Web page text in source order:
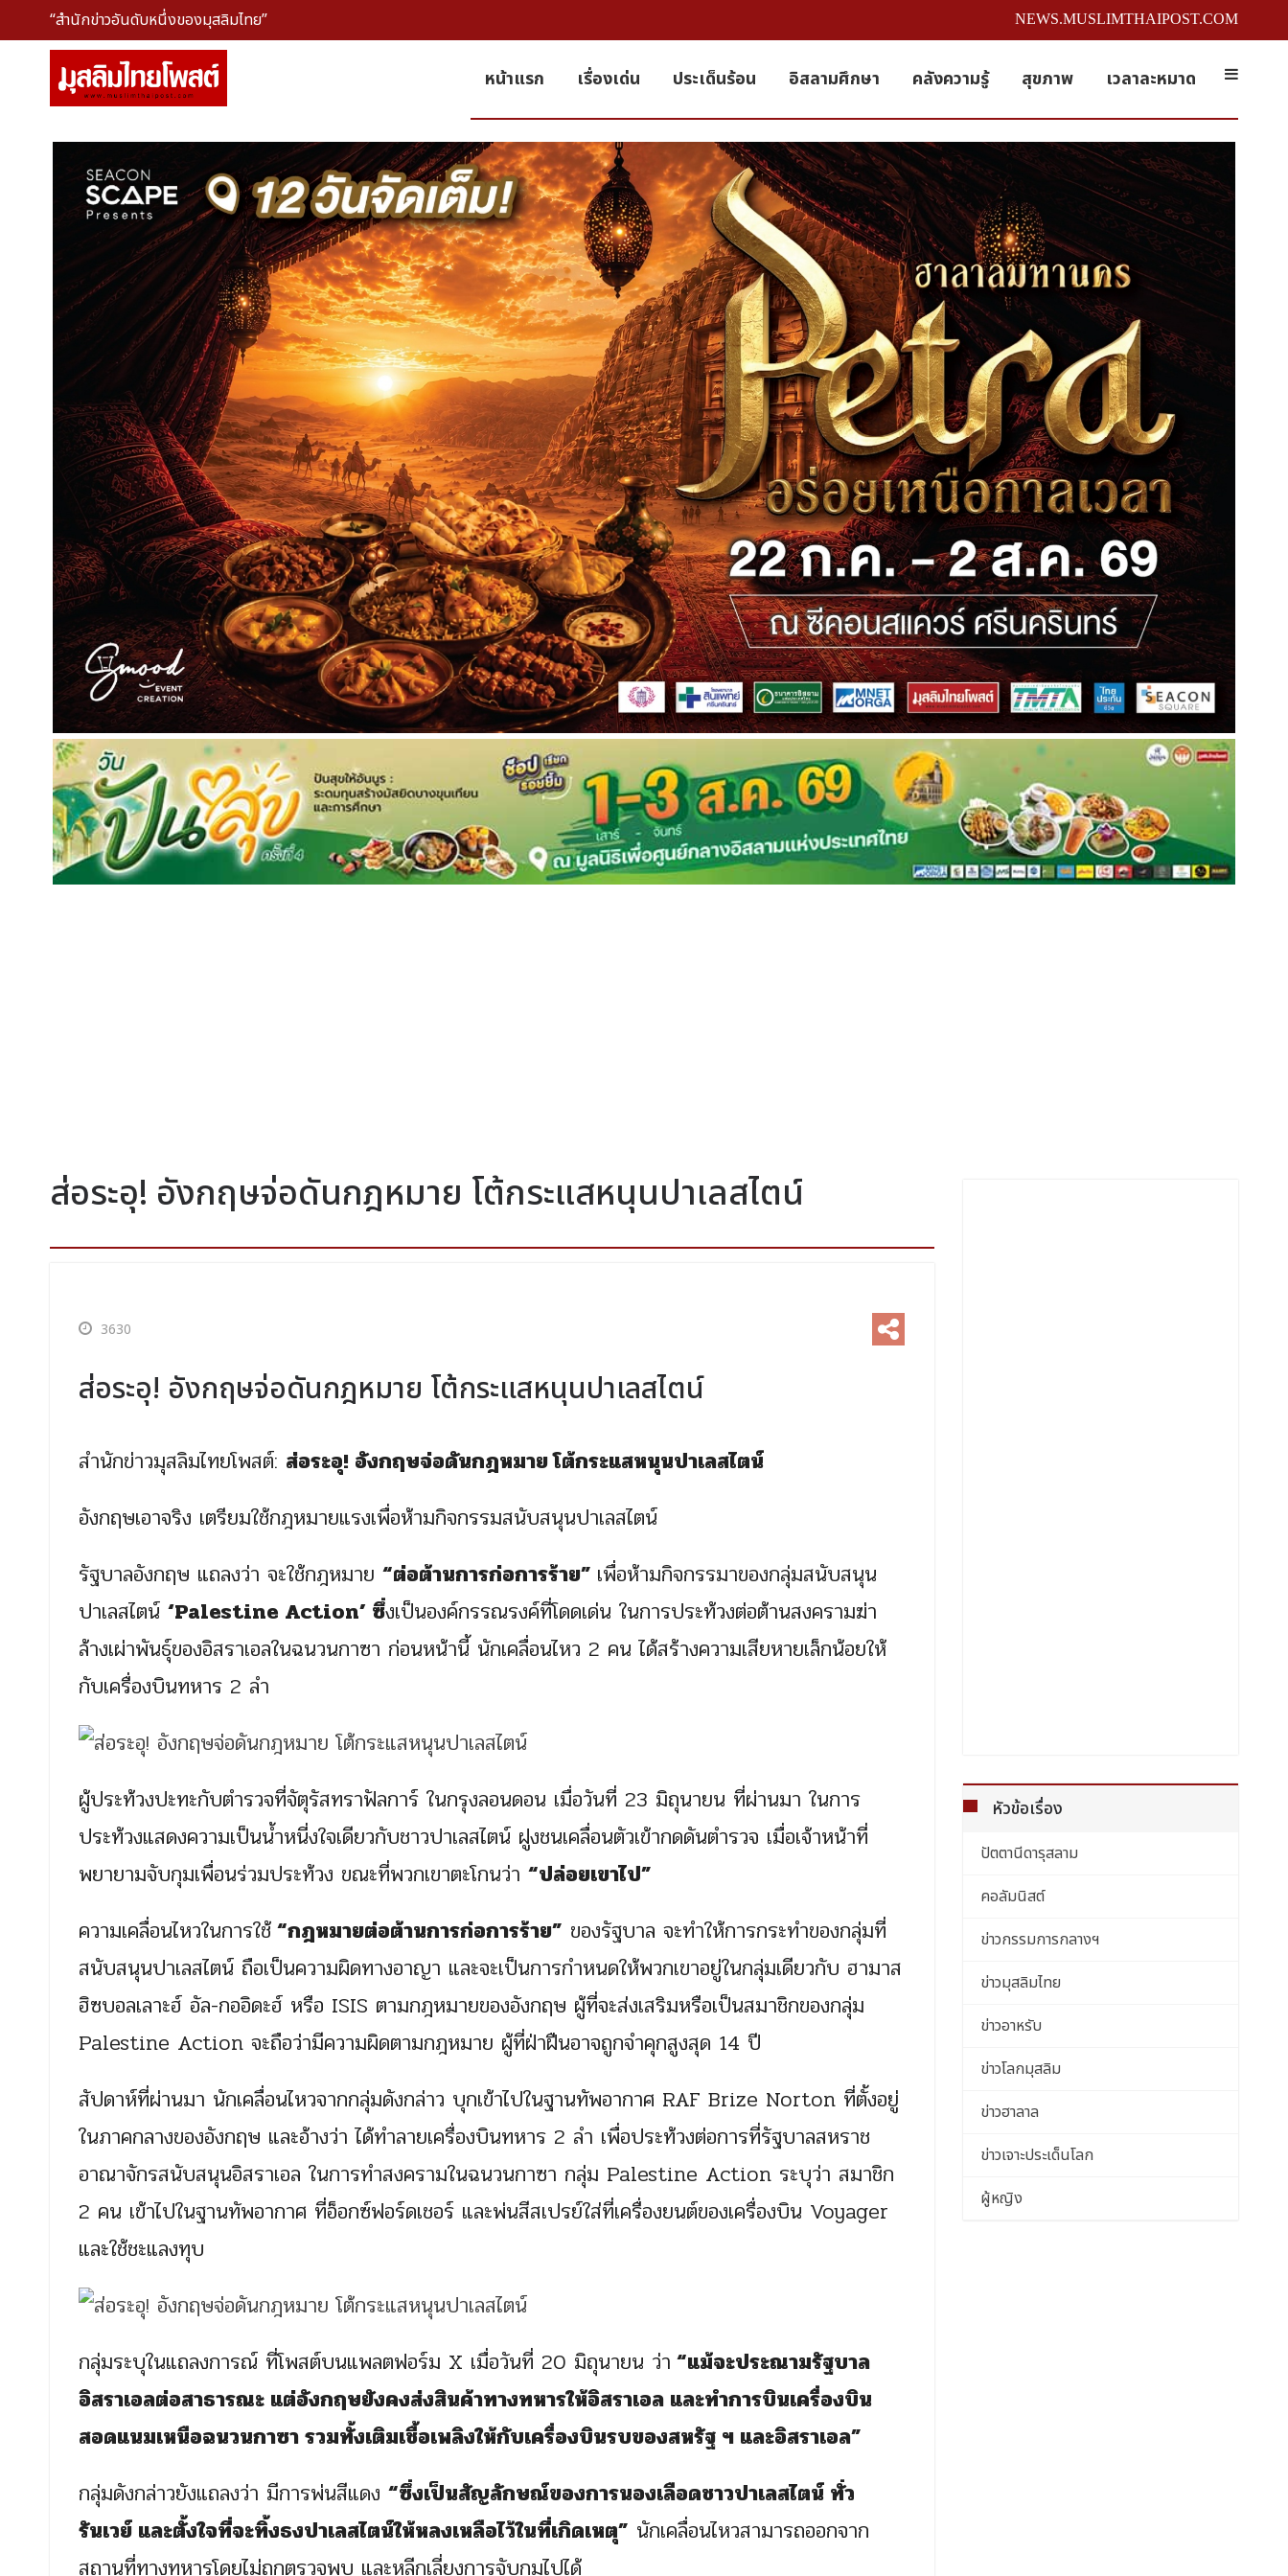
“สำนักข่าวอันดับหนึ่งของมุสลิมไทย” NEWS.MUSLIMTHAIPOST.COM
หน้าแรก เรื่องเด่น ประเด็นร้อน อิสลามศึกษา คลังความรู้ สุขภาพ เวลาละหมาด
ส่อระอุ! อังกฤษจ่อดันกฎหมาย โต้กระแสหนุนปาเลสไตน์
3630
ส่อระอุ! อังกฤษจ่อดันกฎหมาย โต้กระแสหนุนปาเลสไตน์
สำนักข่าวมุสลิมไทยโพสต์: ส่อระอุ! อังกฤษจ่อดันกฎหมาย โต้กระแสหนุนปาเลสไตน์
อังกฤษเอาจริง เตรียมใช้กฎหมายแรงเพื่อห้ามกิจกรรมสนับสนุนปาเลสไตน์
รัฐบาลอังกฤษ แถลงว่า จะใช้กฎหมาย “ต่อต้านการก่อการร้าย” เพื่อห้ามกิจกรรมาของกลุ่มสนับสนุน
ปาเลสไตน์ ‘Palestine Action’ ซึ่งเป็นองค์กรรณรงค์ที่โดดเด่น ในการประท้วงต่อต้านสงครามฆ่า
ล้างเผ่าพันธุ์ของอิสราเอลในฉนวนกาซา ก่อนหน้านี้ นักเคลื่อนไหว 2 คน ได้สร้างความเสียหายเล็กน้อยให้
กับเครื่องบินทหาร 2 ลำ
ผู้ประท้วงปะทะกับตำรวจที่จัตุรัสทราฟัลการ์ ในกรุงลอนดอน เมื่อวันที่ 23 มิถุนายน ที่ผ่านมา ในการ
ประท้วงแสดงความเป็นน้ำหนี่งใจเดียวกับชาวปาเลสไตน์ ฝูงชนเคลื่อนตัวเข้ากดดันตำรวจ เมื่อเจ้าหน้าที่
พยายามจับกุมเพื่อนร่วมประท้วง ขณะที่พวกเขาตะโกนว่า “ปล่อยเขาไป”
ความเคลื่อนไหวในการใช้“กฎหมายต่อต้านการก่อการร้าย” ของรัฐบาล จะทำให้การกระทำของกลุ่มที่
สนับสนุนปาเลสไตน์ ถือเป็นความผิดทางอาญา และจะเป็นการกำหนดให้พวกเขาอยู่ในกลุ่มเดียวกับ ฮามาส
ฮิซบอลเลาะฮ์ อัล-กออิดะฮ์ หรือ ISIS ตามกฎหมายของอังกฤษ ผู้ที่จะส่งเสริมหรือเป็นสมาชิกของกลุ่ม
Palestine Action จะถือว่ามีความผิดตามกฎหมาย ผู้ที่ฝ่าฝืนอาจถูกจำคุกสูงสุด 14 ปี
สัปดาห์ที่ผ่านมา นักเคลื่อนไหวจากกลุ่มดังกล่าว บุกเข้าไปในฐานทัพอากาศ RAF Brize Norton ที่ตั้งอยู่
ในภาคกลางของอังกฤษ และอ้างว่า ได้ทำลายเครื่องบินทหาร 2 ลำ เพื่อประท้วงต่อการที่รัฐบาลสหราช
อาณาจักรสนับสนุนอิสราเอล ในการทำสงครามในฉนวนกาซา กลุ่ม Palestine Action ระบุว่า สมาชิก
2 คน เข้าไปในฐานทัพอากาศ ที่อ็อกซ์ฟอร์ดเชอร์ และพ่นสีสเปรย์ใส่ที่เครื่องยนต์ของเครื่องบิน Voyager
และใช้ชะแลงทุบ
กลุ่มระบุในแถลงการณ์ ที่โพสต์บนแพลตฟอร์ม X เมื่อวันที่ 20 มิถุนายน ว่า “แม้จะประณามรัฐบาล
อิสราเอลต่อสาธารณะ แต่อังกฤษยังคงส่งสินค้าทางทหารให้อิสราเอล และทำการบินเครื่องบิน
สอดแนมเหนือฉนวนกาซา รวมทั้งเติมเชื้อเพลิงให้กับเครื่องบินรบของสหรัฐ ฯ และอิสราเอล”
กลุ่มดังกล่าวยังแถลงว่า มีการพ่นสีแดง “ซึ่งเป็นสัญลักษณ์ของการนองเลือดชาวปาเลสไตน์ ทั่ว
รันเวย์ และตั้งใจที่จะทิ้งธงปาเลสไตน์ให้หลงเหลือไว้ในที่เกิดเหตุ” นักเคลื่อนไหวสามารถออกจาก
สถานที่ทางทหารโดยไม่ถูกตรวจพบ และหลีกเลี่ยงการจับกุมไปได้
หัวข้อเรื่อง
ปัตตานีดารุสลาม
คอลัมนิสต์
ข่าวกรรมการกลางฯ
ข่าวมุสลิมไทย
ข่าวอาหรับ
ข่าวโลกมุสลิม
ข่าวฮาลาล
ข่าวเจาะประเด็นโลก
ผู้หญิง